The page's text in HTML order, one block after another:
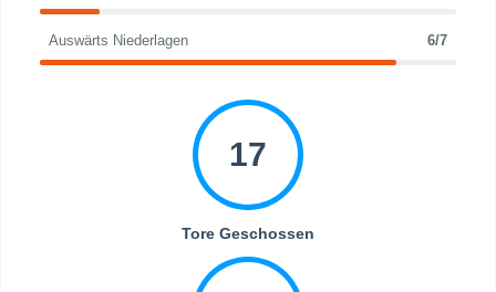
Auswärts Niederlagen 6/7
17
Tore Geschossen